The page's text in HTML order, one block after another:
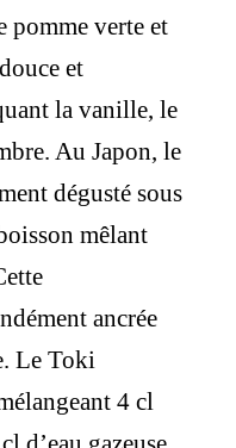
pomme verte et
et
la vanille, le
Au Japon, le
dégusté sous
mêlant
ancrée
Le Toki
4 cl